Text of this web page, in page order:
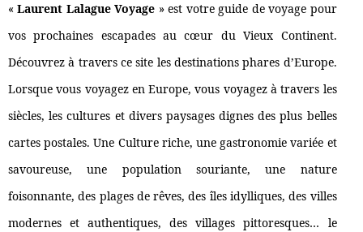
«Laurent Lalague Voyage » est votre guide de voyage pour
vos prochaines escapades au cœur du Vieux Continent.
Découvrez à travers ce site les destinations phares d’Europe.
Lorsque vous voyagez en Europe, vous voyagez à travers les
siècles, les cultures et divers paysages dignes des plus belles
cartes postales. Une Culture riche, une gastronomie variée et
savoureuse, une population souriante, une nature
foisonnante, des plages de rêves, des îles idylliques, des villes
modernes et authentiques, des villages pittoresques… le